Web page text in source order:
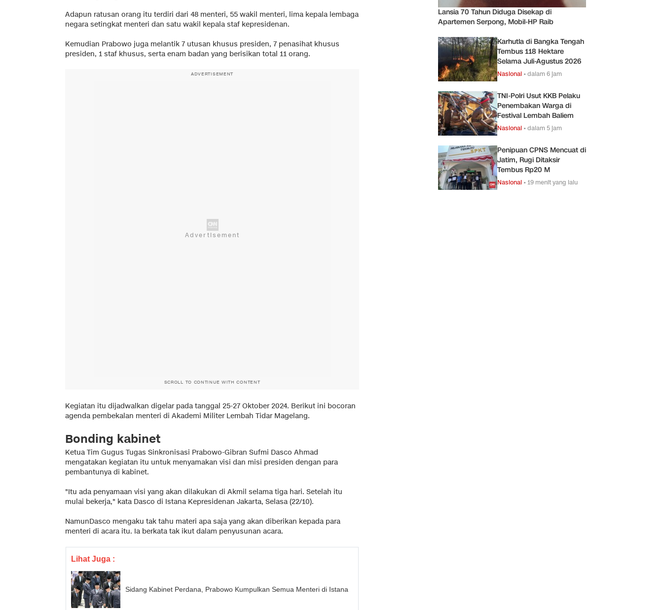
Adapun ratusan orang itu terdiri dari 48 menteri, 55 wakil menteri, lima kepala lembaga
negara setingkat menteri dan satu wakil kepala staf kepresidenan.
Kemudian Prabowo juga melantik 7 utusan khusus presiden, 7 penasihat khusus
presiden, 1 staf khusus, serta enam badan yang berisikan total 11 orang.
ADVERTISEMENT
SCROLL TO CONTINUE WITH CONTENT
Kegiatan itu dijadwalkan digelar pada tanggal 25-27 Oktober 2024. Berikut ini bocoran
agenda pembekalan menteri di Akademi Militer Lembah Tidar Magelang.
Bonding kabinet
Ketua Tim Gugus Tugas Sinkronisasi Prabowo-Gibran Sufmi Dasco Ahmad
mengatakan kegiatan itu untuk menyamakan visi dan misi presiden dengan para
pembantunya di kabinet.
"Itu ada penyamaan visi yang akan dilakukan di Akmil selama tiga hari. Setelah itu
mulai bekerja," kata Dasco di Istana Kepresidenan Jakarta, Selasa (22/10).
NamunDasco mengaku tak tahu materi apa saja yang akan diberikan kepada para
menteri di acara itu. Ia berkata tak ikut dalam penyusunan acara.
Lihat Juga :
Sidang Kabinet Perdana, Prabowo Kumpulkan Semua Menteri di Istana
Lansia 70 Tahun Diduga Disekap di
Apartemen Serpong, Mobil-HP Raib
Karhutla di Bangka Tengah
Tembus 118 Hektare
Selama Juli-Agustus 2026
Nasional •dalam 6 jam
TNI-Polri Usut KKB Pelaku
Penembakan Warga di
Festival Lembah Baliem
Nasional •dalam 5 jam
Penipuan CPNS Mencuat di
Jatim, Rugi Ditaksir
Tembus Rp20 M
Nasional •19 menit yang lalu